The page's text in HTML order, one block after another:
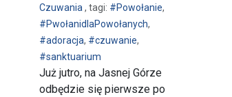
Czuwania, tagi: #Powołanie,
#PwołanidlaPowołanych,
#adoracja, #czuwanie,
#sanktuarium
Już jutro, na Jasnej Górze
odbędzie się pierwsze po